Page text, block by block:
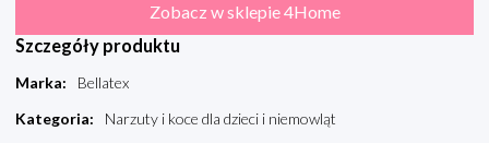
Zobacz w sklepie 4Home
Szczegóły produktu
Marka:
Bellatex
Kategoria:
Narzuty i koce dla dzieci i niemowląt